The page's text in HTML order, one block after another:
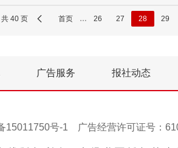
40 页 首页 … 26 27 28 29
广告服务 报社动态
15011750号-1 广告经营许可证号：